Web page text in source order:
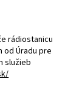
rádiostanicu
od Úradu pre
služieb